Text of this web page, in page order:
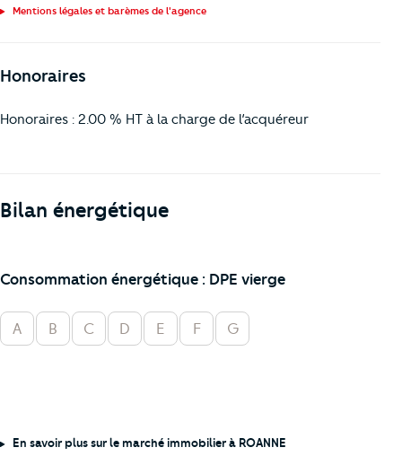
Mentions légales et barèmes de l'agence
Honoraires
Honoraires : 2.00 % HT à la charge de l’acquéreur
Bilan énergétique
Consommation énergétique : DPE vierge
A B C D E F G
En savoir plus sur le marché immobilier à ROANNE